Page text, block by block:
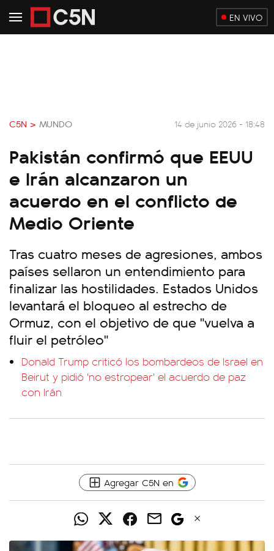
EN VIVO
C5N > MUNDO 14 de junio 2026 - 18:48
Pakistán confirmó que EEUU
e Irán alcanzaron un
acuerdo en el conflicto de
Medio Oriente
Tras cuatro meses de agresiones, ambos
países sellaron un entendimiento para
finalizar las hostilidades. Estados Unidos
levantará el bloqueo al estrecho de
Ormuz, con el objetivo de que "vuelva a
fluir el petróleo"
Donald Trump criticó los bombardeos de Israel en
Beirut y pidió 'no estropear' el acuerdo de paz
con Irán
Agregar C5N en